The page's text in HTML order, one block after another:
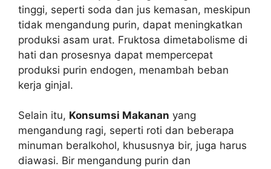
tinggi, seperti soda dan jus kemasan, meskipun
tidak mengandung purin, dapat meningkatkan
produksi asam urat. Fruktosa dimetabolisme di
hati dan prosesnya dapat mempercepat
produksi purin endogen, menambah beban
kerja ginjal.
Selain itu, Konsumsi Makanan yang
mengandung ragi, seperti roti dan beberapa
minuman beralkohol, khususnya bir, juga harus
diawasi. Bir mengandung purin dan